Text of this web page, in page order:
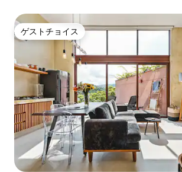
ゲストチョイス
ゲストチョイス